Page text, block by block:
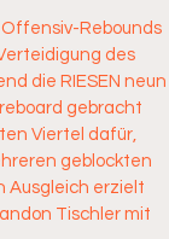
Rebounds
des
die RIESEN neun
gebracht
Viertel dafür,
geblockten
Ausgleich erzielt
Tischler mit